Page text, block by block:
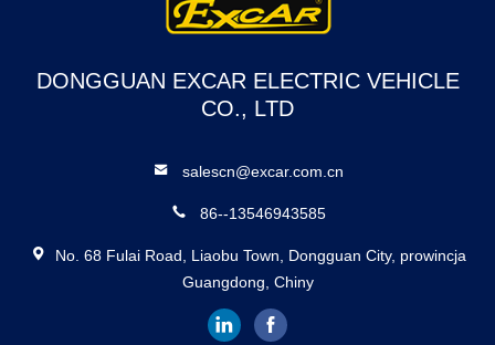
DONGGUAN EXCAR ELECTRIC VEHICLE
CO., LTD
salescn@excar.com.cn
86--13546943585
No. 68 Fulai Road, Liaobu Town, Dongguan City, prowincja
Guangdong, Chiny